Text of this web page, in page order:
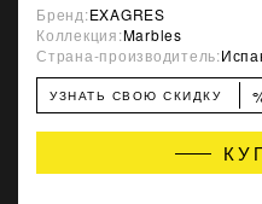
Бренд:EXAGRES
Коллекция:Marbles
Страна-производитель:
УЗНАТЬ СВОЮ СКИДКУ